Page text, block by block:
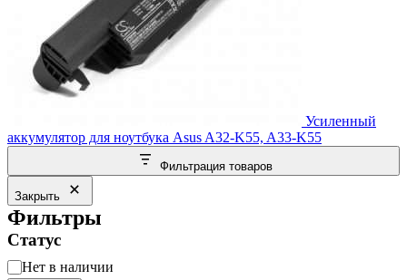
Усиленный
аккумулятор для ноутбука Asus A32-K55, A33-K55
Фильтрация товаров
Закрыть
Фильтры
Статус
Статус
Нет в наличии